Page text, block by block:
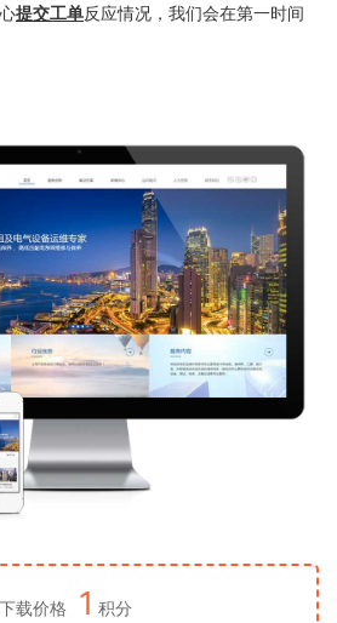
提交工单反应情况，我们会在第一时间
下载价格 1 积分